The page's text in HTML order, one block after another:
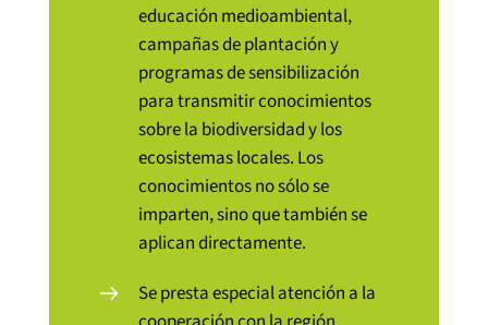
educación medioambiental,
campañas de plantación y
programas de sensibilización
para transmitir conocimientos
sobre la biodiversidad y los
ecosistemas locales. Los
conocimientos no sólo se
imparten, sino que también se
aplican directamente.
Se presta especial atención a la